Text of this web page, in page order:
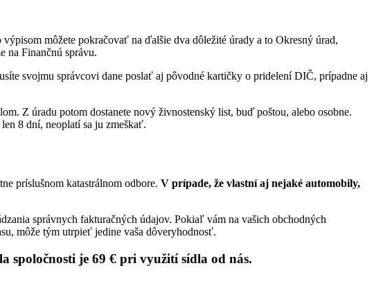
výpisom môžete pokračovať na ďalšie dva dôležité úrady a to Okresný úrad,
na Finančnú správu.
svojmu správcovi dane poslať aj pôvodné kartičky o pridelení DIČ, prípadne aj
Z úradu potom dostanete nový živnostenský list, buď poštou, alebo osobne.
8 dní, neoplatí sa ju zmeškať.
príslušnom katastrálnom odbore. V prípade, že vlastní aj nejaké automobily,
správnych fakturačných údajov. Pokiaľ vám na vašich obchodných
môže tým utrpieť jedine vaša dôveryhodnosť.
spoločnosti je 69 € pri využití sídla od nás.